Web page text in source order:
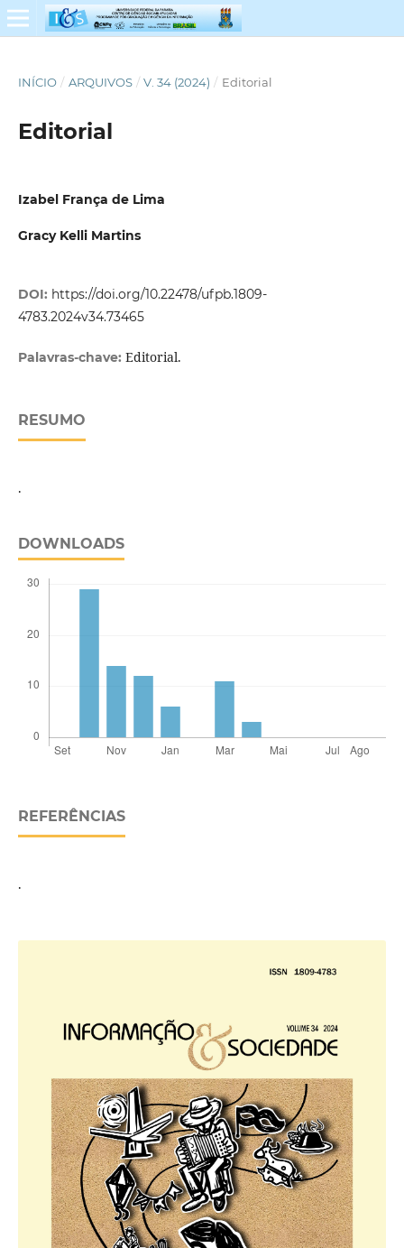
INÍCIO / ARQUIVOS / V. 34 (2024) / Editorial
Editorial
Izabel França de Lima
Gracy Kelli Martins
DOI: https://doi.org/10.22478/ufpb.1809-
4783.2024v34.73465
Palavras-chave: Editorial.
RESUMO
.
DOWNLOADS
REFERÊNCIAS
.